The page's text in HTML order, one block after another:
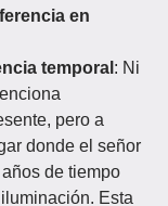
en
temporal : Ni
pero a
donde el señor
de tiempo
Esta